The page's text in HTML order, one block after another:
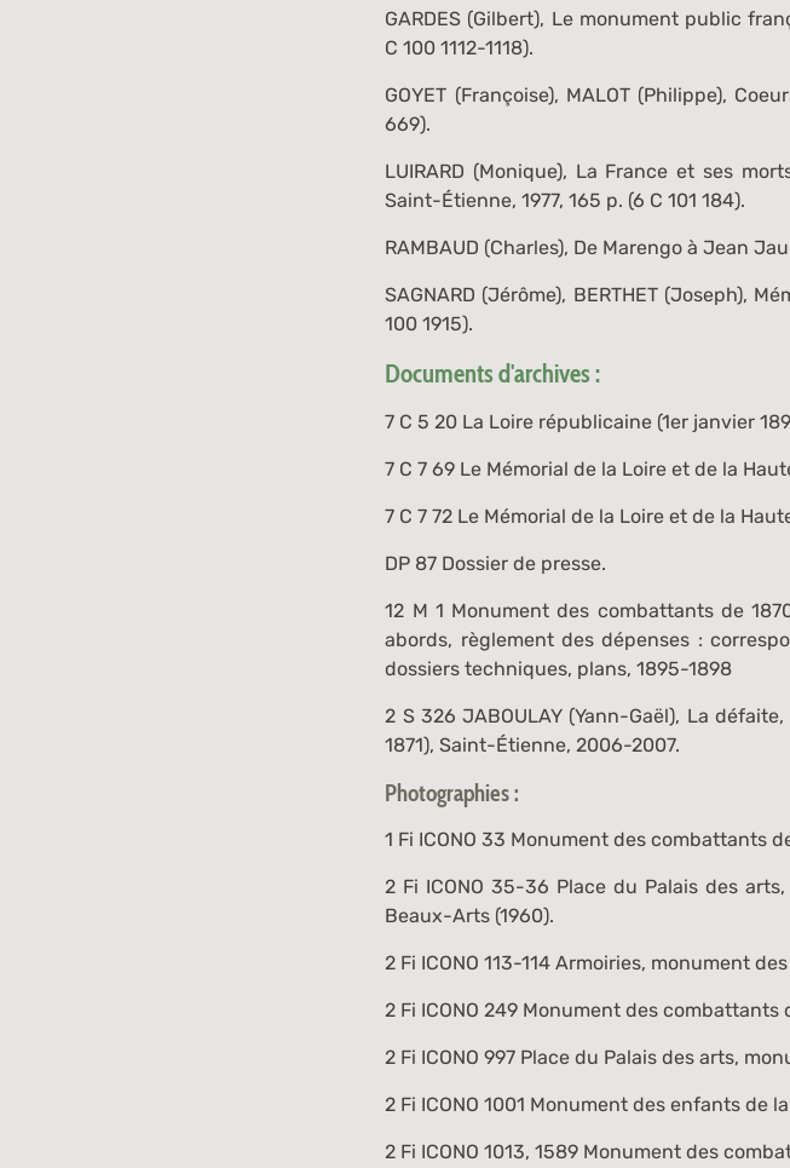
GARDES (Gilbert), Le monument public
C 100 1112-1118).
GOYET (Françoise), MALOT (Philippe),
669).
LUIRARD (Monique), La France et ses
Saint-Étienne, 1977, 165 p. (6 C 101 184).
RAMBAUD (Charles), De Marengo à Jean
SAGNARD (Jérôme), BERTHET (Joseph),
100 1915).
Documents d'archives :
7 C 5 20 La Loire républicaine (1er janvier
7 C 7 69 Le Mémorial de la Loire et de la
7 C 7 72 Le Mémorial de la Loire et de la
DP 87 Dossier de presse.
12 M 1 Monument des combattants de
abords, règlement des dépenses :
dossiers techniques, plans, 1895-1898
2 S 326 JABOULAY (Yann-Gaël), La
1871), Saint-Étienne, 2006-2007.
Photographies :
1 Fi ICONO 33 Monument des combattants
2 Fi ICONO 35-36 Place du Palais des
Beaux-Arts (1960).
2 Fi ICONO 113-114 Armoiries, monument
2 Fi ICONO 249 Monument des combattants
2 Fi ICONO 997 Place du Palais des arts,
2 Fi ICONO 1001 Monument des enfants de
2 Fi ICONO 1013, 1589 Monument des